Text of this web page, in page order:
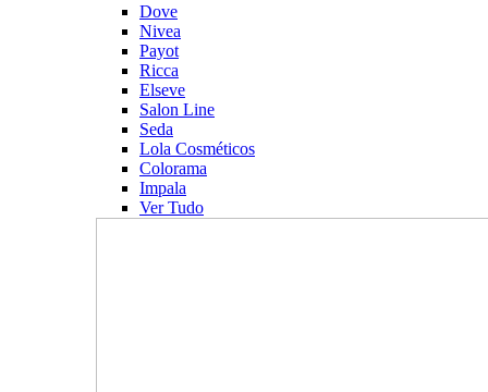
Dove
Nivea
Payot
Ricca
Elseve
Salon Line
Seda
Lola Cosméticos
Colorama
Impala
Ver Tudo